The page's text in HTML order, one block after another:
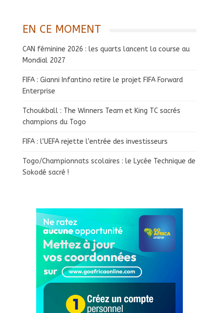
EN CE MOMENT
CAN féminine 2026 : les quarts lancent la course au
Mondial 2027
FIFA : Gianni Infantino retire le projet FIFA Forward
Enterprise
Tchoukball : The Winners Team et King TC sacrés
champions du Togo
FIFA : l’UEFA rejette l’entrée des investisseurs
Togo/Championnats scolaires : le Lycée Technique de
Sokodé sacré !